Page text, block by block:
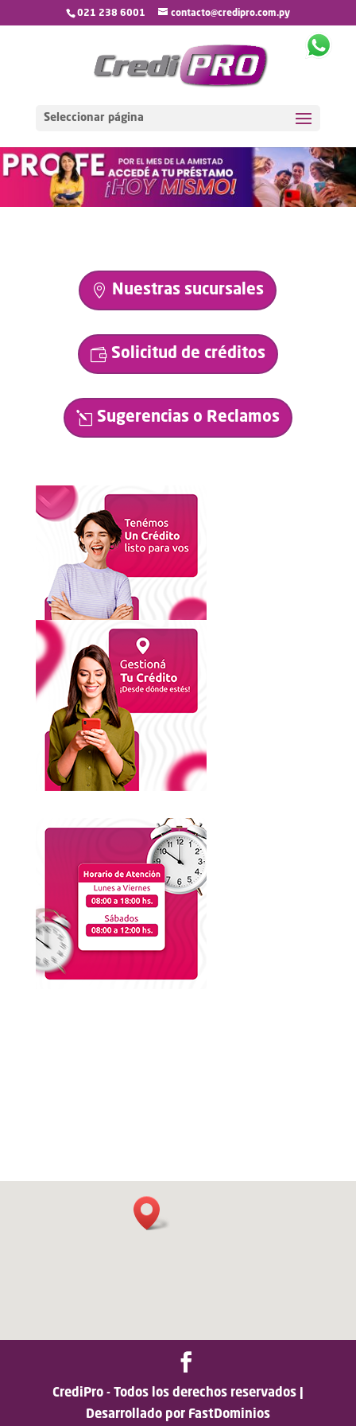
021 238 6001 contacto@credipro.com.py
Seleccionar página
Nuestras sucursales
Solicitud de créditos
Sugerencias o Reclamos
CrediPro - Todos los derechos reservados |
Desarrollado por FastDominios